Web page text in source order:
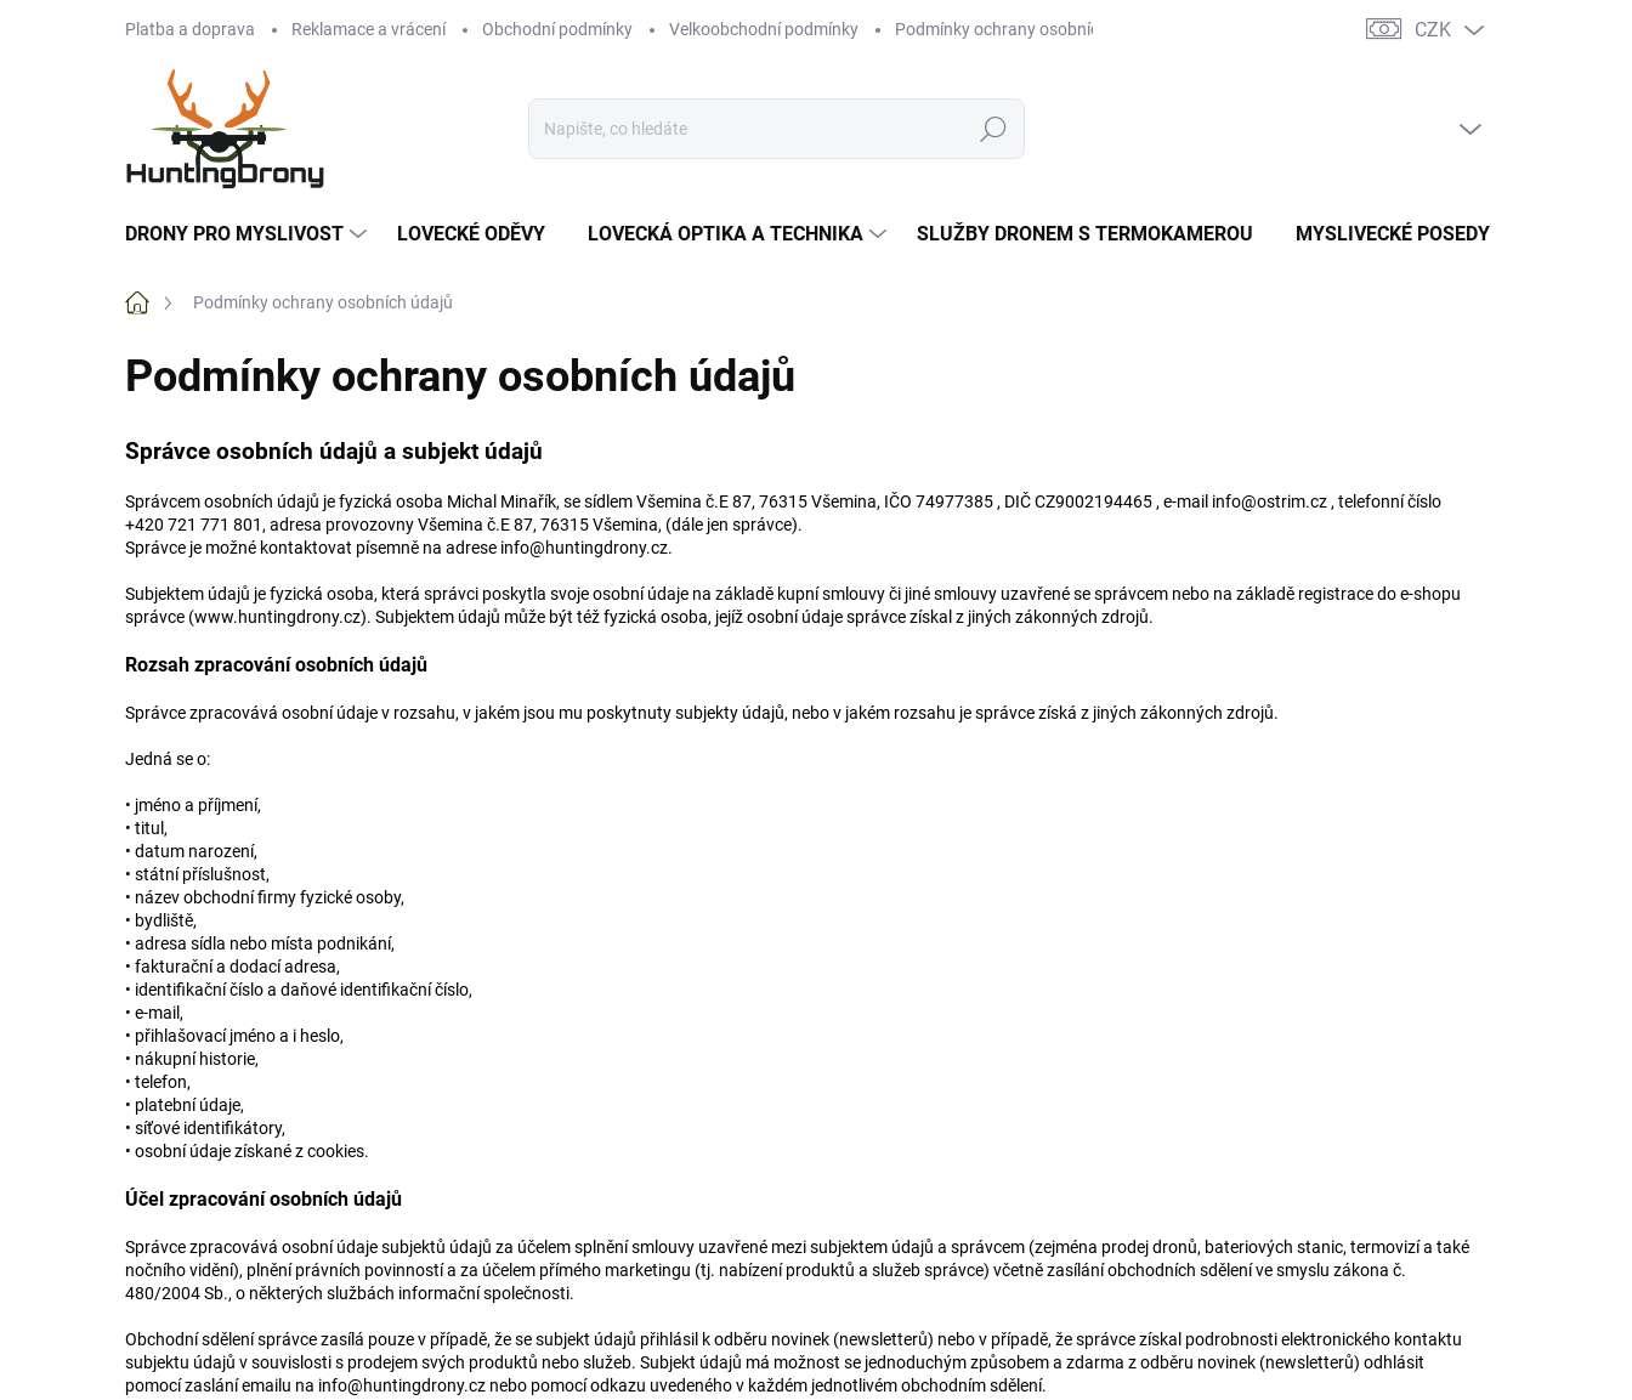
Platba a doprava Reklamace a vrácení Obchodní podmínky Velkoobchodní podmínky Podmínky ochrany osobních údajů Postup nákupu na splátky ESSOX
CZK
Hledat
DRONY PRO MYSLIVOST LOVECKÉ ODĚVY LOVECKÁ OPTIKA A TECHNIKA SLUŽBY DRONEM S TERMOKAMEROU MYSLIVECKÉ POSEDY
Domů Podmínky ochrany osobních údajů
Podmínky ochrany osobních údajů
Správce osobních údajů a subjekt údajů
Správcem osobních údajů je fyzická osoba Michal Minařík, se sídlem Všemina č.E 87, 76315 Všemina, IČO 74977385 , DIČ CZ9002194465 , e-mail info@ostrim.cz , telefonní číslo
+420 721 771 801 , adresa provozovny Všemina č.E 87, 76315 Všemina, (dále jen správce).
Správce je možné kontaktovat písemně na adrese info@huntingdrony.cz.
Subjektem údajů je fyzická osoba, která správci poskytla svoje osobní údaje na základě kupní smlouvy či jiné smlouvy uzavřené se správcem nebo na základě registrace do e-shopu
správce (www.huntingdrony.cz). Subjektem údajů může být též fyzická osoba, jejíž osobní údaje správce získal z jiných zákonných zdrojů.
Rozsah zpracování osobních údajů
Správce zpracovává osobní údaje v rozsahu, v jakém jsou mu poskytnuty subjekty údajů, nebo v jakém rozsahu je správce získá z jiných zákonných zdrojů.
Jedná se o:
• jméno a příjmení,
• titul,
• datum narození,
• státní příslušnost,
• název obchodní firmy fyzické osoby,
• bydliště,
• adresa sídla nebo místa podnikání,
• fakturační a dodací adresa,
• identifikační číslo a daňové identifikační číslo,
• e-mail,
• přihlašovací jméno a i heslo,
• nákupní historie,
• telefon,
• platební údaje,
• síťové identifikátory,
• osobní údaje získané z cookies.
Účel zpracování osobních údajů
Správce zpracovává osobní údaje subjektů údajů za účelem splnění smlouvy uzavřené mezi subjektem údajů a správcem (zejména prodej dronů, bateriových stanic, termovizí a také
nočního vidění), plnění právních povinností a za účelem přímého marketingu (tj. nabízení produktů a služeb správce) včetně zasílání obchodních sdělení ve smyslu zákona č.
480/2004 Sb., o některých službách informační společnosti.
Obchodní sdělení správce zasílá pouze v případě, že se subjekt údajů přihlásil k odběru novinek (newsletterů) nebo v případě, že správce získal podrobnosti elektronického kontaktu
subjektu údajů v souvislosti s prodejem svých produktů nebo služeb. Subjekt údajů má možnost se jednoduchým způsobem a zdarma z odběru novinek (newsletterů) odhlásit
pomocí zaslání emailu na info@huntingdrony.cz nebo pomocí odkazu uvedeného v každém jednotlivém obchodním sdělení.